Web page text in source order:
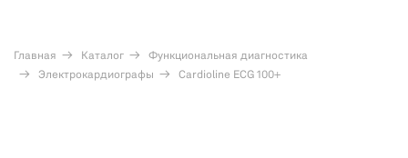
Главная Каталог
Функциональная диагностика
Электрокардиографы
Cardioline ECG 100+